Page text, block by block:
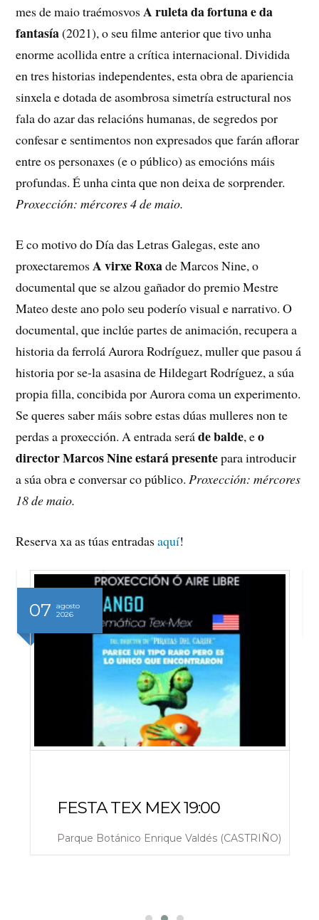
mes de maio traémosvosA ruleta da fortuna e da
fantasía(2021), o seu filme anterior que tivo unha
enorme acollida entre a crítica internacional. Dividida
en tres historias independentes, esta obra de apariencia
sinxela e dotada de asombrosa simetría estructural nos
fala do azar das relacións humanas, de segredos por
confesar e sentimentos non expresados que farán aflorar
entre os personaxes (e o público) as emocións máis
profundas. É unha cinta que non deixa de sorprender.
Proxección: mércores 4 de maio.
E co motivo do Día das Letras Galegas, este ano
proxectaremosA virxe Roxade Marcos Nine, o
documental que se alzou gañador do premio Mestre
Mateo deste ano polo seu poderío visual e narrativo. O
documental, que inclúe partes de animación, recupera a
historia da ferrolá Aurora Rodríguez, muller que pasou á
historia por se-la asasina de Hildegart Rodríguez, a súa
propia filla, concibida por Aurora coma un experimento.
Se queres saber máis sobre estas dúas mulleres non te
perdas a proxección. A entrada seráde balde, eo
director Marcos Nine estará presentepara introducir
a súa obra e conversar co público.Proxección: mércores
18 de maio.
Reserva xa as túas entradasaquí!
07
agosto
2026
FESTA TEX MEX 19:00
Parque Botánico Enrique Valdés (CASTRIÑO)